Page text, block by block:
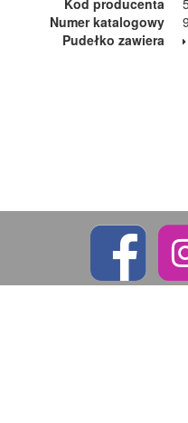
Numer katalogowy
Pudełko zawiera